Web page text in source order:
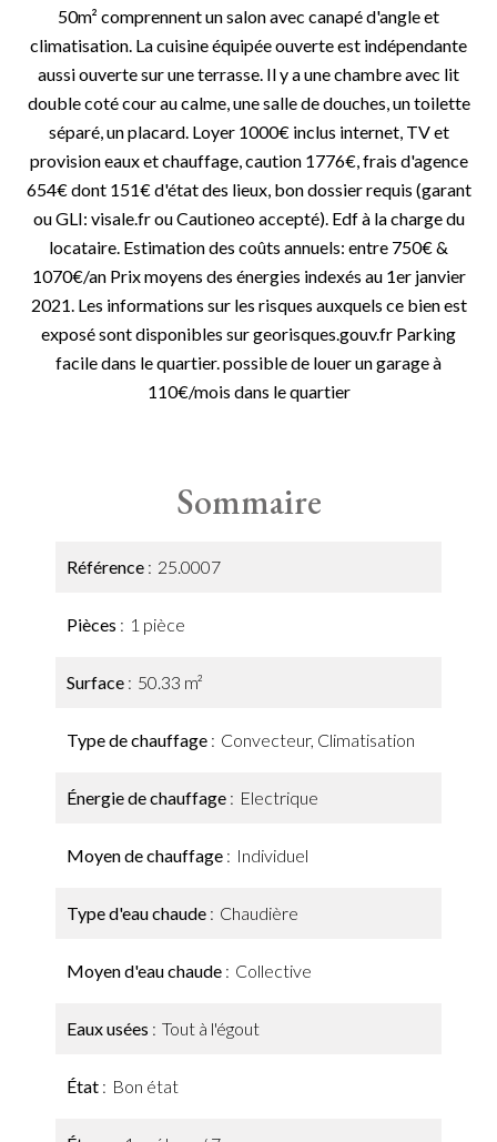
50m² comprennent un salon avec canapé d'angle et
climatisation. La cuisine équipée ouverte est indépendante
aussi ouverte sur une terrasse. Il y a une chambre avec lit
double coté cour au calme, une salle de douches, un toilette
séparé, un placard. Loyer 1000€ inclus internet, TV et
provision eaux et chauffage, caution 1776€, frais d'agence
654€ dont 151€ d'état des lieux, bon dossier requis (garant
ou GLI: visale.fr ou Cautioneo accepté). Edf à la charge du
locataire. Estimation des coûts annuels: entre 750€ &
1070€/an Prix moyens des énergies indexés au 1er janvier
2021. Les informations sur les risques auxquels ce bien est
exposé sont disponibles sur georisques.gouv.fr Parking
facile dans le quartier. possible de louer un garage à
110€/mois dans le quartier
Sommaire
Référence 25.0007
Pièces 1 pièce
Surface 50.33 m²
Type de chauffage Convecteur, Climatisation
Énergie de chauffage Electrique
Moyen de chauffage Individuel
Type d'eau chaude Chaudière
Moyen d'eau chaude Collective
Eaux usées Tout à l'égout
État Bon état